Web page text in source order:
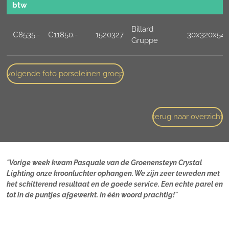
btw
€8535.- €11850.- 1520327
Billard
Gruppe
volgende foto porseleinen groep
terug naar overzicht
"Vorige week kwam Pasquale van de Groenensteyn Crystal
Lighting onze kroonluchter ophangen. We zijn zeer tevreden met
het schitterend resultaat en de goede service. Een echte parel en
tot in de puntjes afgewerkt. In één woord prachtig!"